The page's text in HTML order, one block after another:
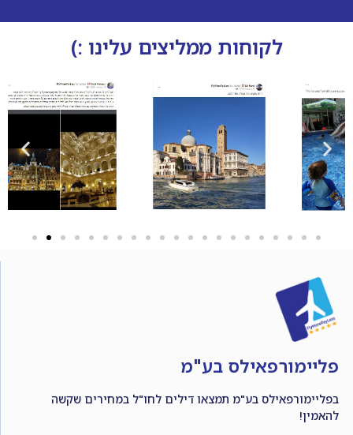
לקוחות ממליצים עלינו :)
פליימורפאילס בע"מ
בפליימורפאילס בע"מ תמצאו דילים לחו"ל במחירים שקשה
להאמין!